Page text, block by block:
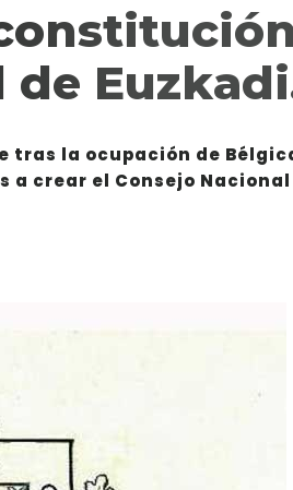
dispares
lo que significa
de
tras la ocupación de
a crear el Consejo